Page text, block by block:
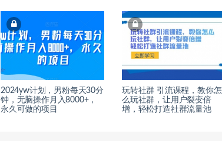
2024yw计划，男粉每天30分
钟，无脑操作月入8000+，
永久可做的项目
玩转社群 引流课程，教你怎
么玩社群，让用户裂变倍
增，轻松打造社群流量池